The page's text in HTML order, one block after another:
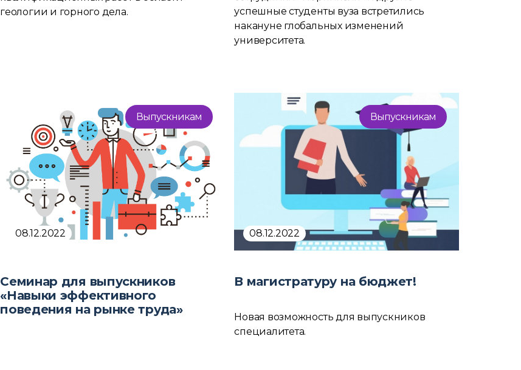
геологии и горного дела.
успешные студенты вуза встретились
накануне глобальных изменений
университета.
Выпускникам
08.12.2022
Семинар для выпускников
«Навыки эффективного
поведения на рынке труда»
Выпускникам
08.12.2022
В магистратуру на бюджет!
Новая возможность для выпускников
специалитета.